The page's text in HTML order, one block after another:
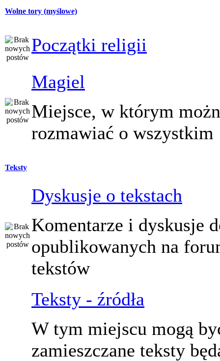
Wolne tory (myślowe)
Początki religii
Magiel
Miejsce, w którym
rozmawiać o wszystkim
Teksty
Dyskusje o tekstach
Komentarze i dyskusje
opublikowanych na
tekstów
Teksty - źródła
W tym miejscu mogą
zamieszczane teksty